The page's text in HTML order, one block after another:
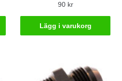
90 kr
Lägg i varukorg